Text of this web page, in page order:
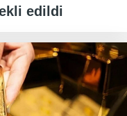
edildi